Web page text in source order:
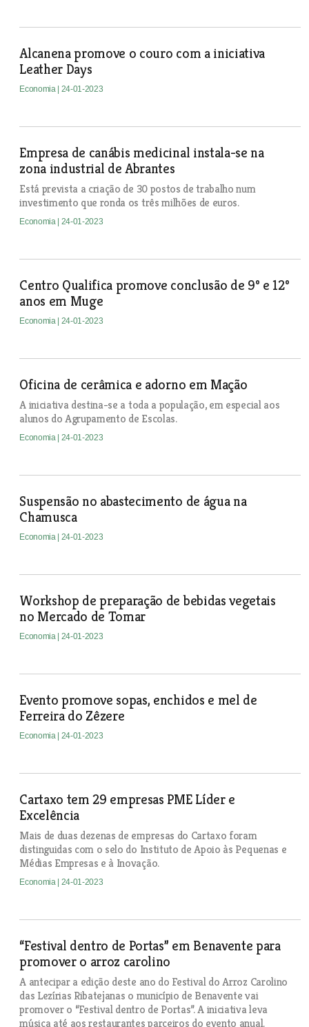
Alcanena promove o couro com a iniciativa
Leather Days
Economia | 24-01-2023
Empresa de canábis medicinal instala-se na
zona industrial de Abrantes
Está prevista a criação de 30 postos de trabalho num
investimento que ronda os três milhões de euros.
Economia | 24-01-2023
Centro Qualifica promove conclusão de 9º e 12º
anos em Muge
Economia | 24-01-2023
Oficina de cerâmica e adorno em Mação
A iniciativa destina-se a toda a população, em especial aos
alunos do Agrupamento de Escolas.
Economia | 24-01-2023
Suspensão no abastecimento de água na
Chamusca
Economia | 24-01-2023
Workshop de preparação de bebidas vegetais
no Mercado de Tomar
Economia | 24-01-2023
Evento promove sopas, enchidos e mel de
Ferreira do Zêzere
Economia | 24-01-2023
Cartaxo tem 29 empresas PME Líder e
Excelência
Mais de duas dezenas de empresas do Cartaxo foram
distinguidas com o selo do Instituto de Apoio às Pequenas e
Médias Empresas e à Inovação.
Economia | 24-01-2023
“Festival dentro de Portas” em Benavente para
promover o arroz carolino
A antecipar a edição deste ano do Festival do Arroz Carolino
das Lezírias Ribatejanas o município de Benavente vai
promover o “Festival dentro de Portas”. A iniciativa leva
música até aos restaurantes parceiros do evento anual.